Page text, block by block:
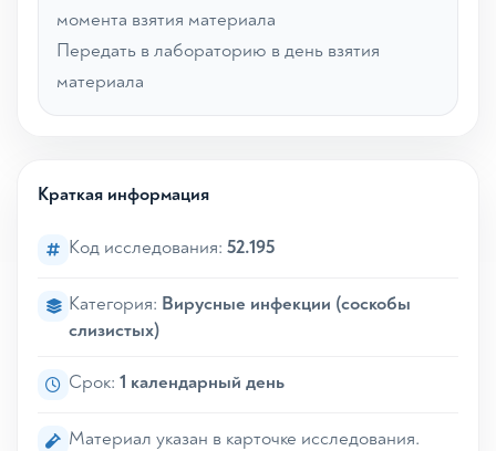
момента взятия материала
Передать в лабораторию в день взятия
материала
Краткая информация
Код исследования: 52.195
Категория: Вирусные инфекции (соскобы
слизистых)
Срок: 1 календарный день
Материал указан в карточке исследования.